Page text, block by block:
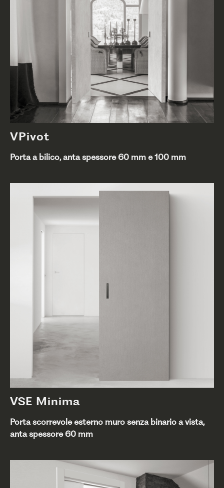
VPivot
Porta a bilico, anta spessore 60 mm e 100 mm
VSE Minima
Porta scorrevole esterno muro senza binario a vista,
anta spessore 60 mm